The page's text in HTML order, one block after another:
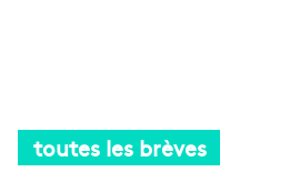
toutes les brèves